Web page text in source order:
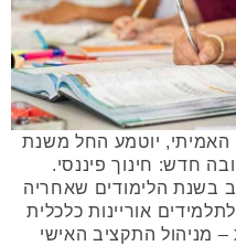
האמיתי, יוטמע החל משנת
חדש: חינוך פיננסי.
בשנת הלימודים שאחריה
אוריינות כלכלית
מניהול התקציב האישי